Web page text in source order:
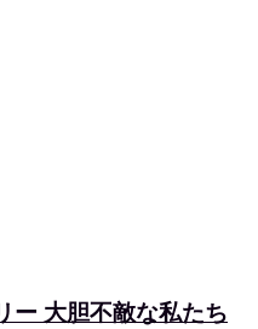
ー 大胆不敵な私たち